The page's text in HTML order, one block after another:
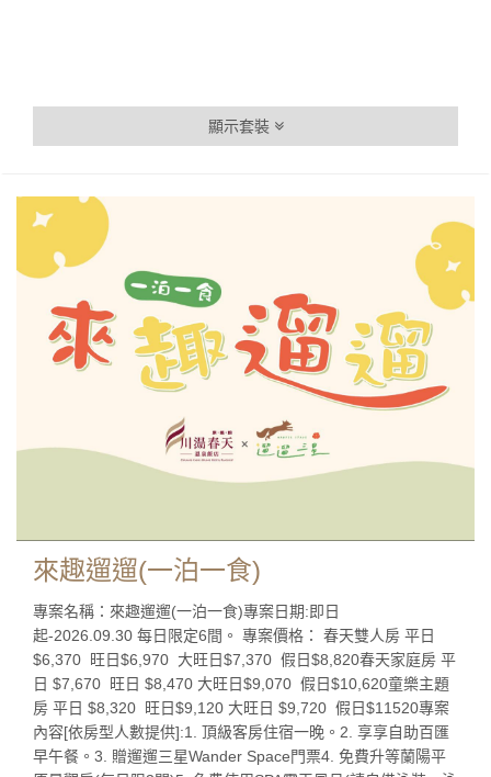
顯示套裝
來趣遛遛(一泊一食)
專案名稱：來趣遛遛(一泊一食)專案日期:即日
起-2026.09.30 每日限定6間。 專案價格： 春天雙人房 平日
$6,370 旺日$6,970 大旺日$7,370 假日$8,820春天家庭房 平
日 $7,670 旺日 $8,470 大旺日$9,070 假日$10,620童樂主題
房 平日 $8,320 旺日$9,120 大旺日 $9,720 假日$11520專案
內容[依房型人數提供]:1. 頂級客房住宿一晚。2. 享享自助百匯
早午餐。3. 贈遛遛三星Wander Space門票4. 免費升等蘭陽平